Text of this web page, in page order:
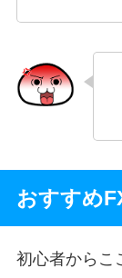
おすすめ
初心者からこ